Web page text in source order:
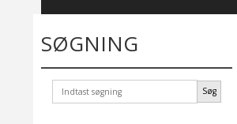
SØGNING
Søg